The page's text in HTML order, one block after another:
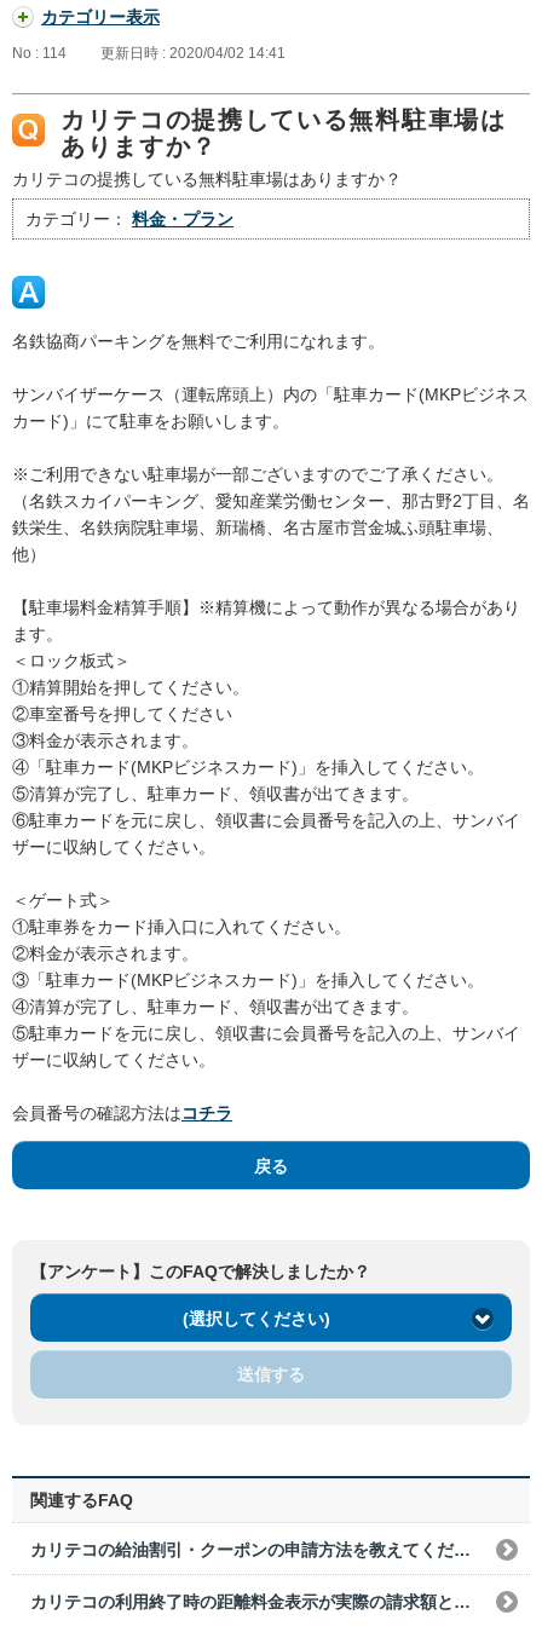
カテゴリー表示
No : 114 更新日時 : 2020/04/02 14:41
カリテコの提携している無料駐車場は
ありますか？
カリテコの提携している無料駐車場はありますか？
カテゴリー： 料金・プラン
名鉄協商パーキングを無料でご利用になれます。
サンバイザーケース（運転席頭上）内の「駐車カード(MKPビジネス
カード)」にて駐車をお願いします。
※ご利用できない駐車場が一部ございますのでご了承ください。
（名鉄スカイパーキング、愛知産業労働センター、那古野2丁目、名
鉄栄生、名鉄病院駐車場、新瑞橋、名古屋市営金城ふ頭駐車場、
他）
【駐車場料金精算手順】※精算機によって動作が異なる場合があり
ます。
＜ロック板式＞
①精算開始を押してください。
②車室番号を押してください
③料金が表示されます。
④「駐車カード(MKPビジネスカード)」を挿入してください。
⑤清算が完了し、駐車カード、領収書が出てきます。
⑥駐車カードを元に戻し、領収書に会員番号を記入の上、サンバイ
ザーに収納してください。
＜ゲート式＞
①駐車券をカード挿入口に入れてください。
②料金が表示されます。
③「駐車カード(MKPビジネスカード)」を挿入してください。
④清算が完了し、駐車カード、領収書が出てきます。
⑤駐車カードを元に戻し、領収書に会員番号を記入の上、サンバイ
ザーに収納してください。
会員番号の確認方法はコチラ
戻る
【アンケート】このFAQで解決しましたか？
(選択してください)
送信する
関連するFAQ
カリテコの給油割引・クーポンの申請方法を教えてください。
カリテコの利用終了時の距離料金表示が実際の請求額と異なることはありますか？